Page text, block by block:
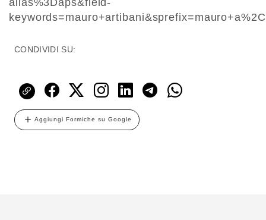
alias%3Daps&field-
CONDIVIDI SU:
Aggiungi Formiche su Google